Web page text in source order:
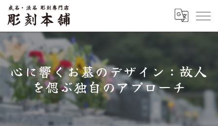
心に響くお墓のデザイン：故人
を偲ぶ独自のアプローチ